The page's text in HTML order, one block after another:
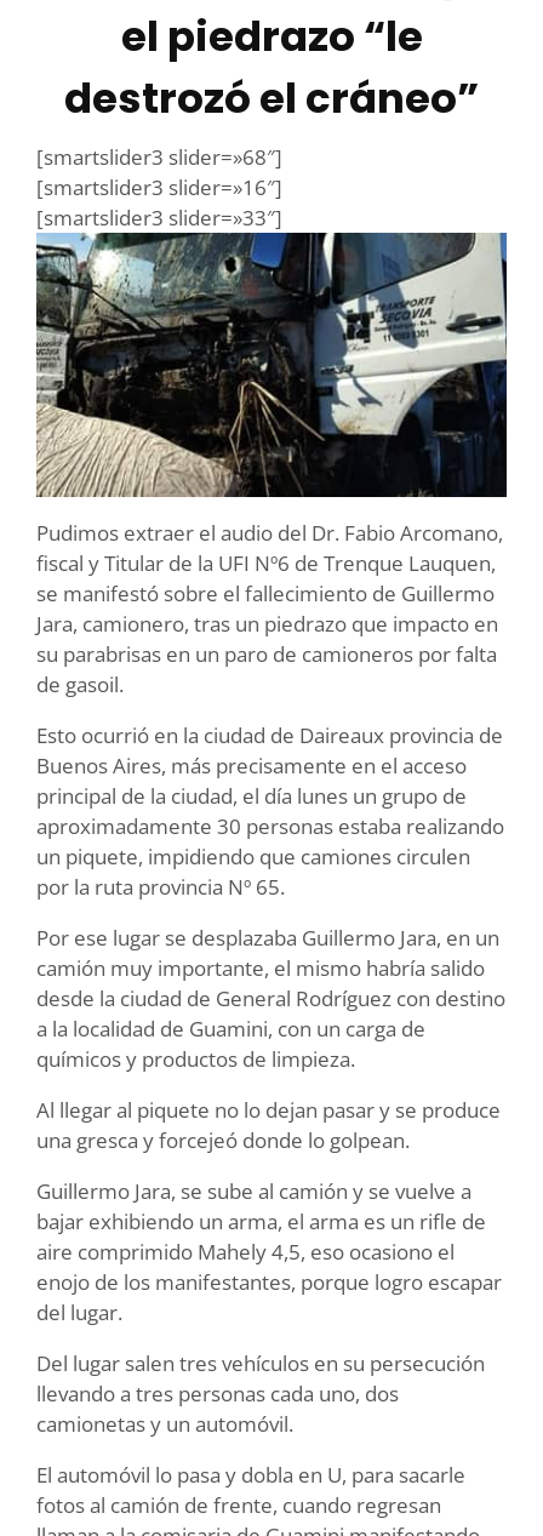
el piedrazo “le
destrozó el cráneo”
[smartslider3 slider=»68″]
[smartslider3 slider=»16″]
[smartslider3 slider=»33″]
Pudimos extraer el audio del Dr. Fabio Arcomano,
fiscal y Titular de la UFI Nº6 de Trenque Lauquen,
se manifestó sobre el fallecimiento de Guillermo
Jara, camionero, tras un piedrazo que impacto en
su parabrisas en un paro de camioneros por falta
de gasoil.
Esto ocurrió en la ciudad de Daireaux provincia de
Buenos Aires, más precisamente en el acceso
principal de la ciudad, el día lunes un grupo de
aproximadamente 30 personas estaba realizando
un piquete, impidiendo que camiones circulen
por la ruta provincia Nº 65.
Por ese lugar se desplazaba Guillermo Jara, en un
camión muy importante, el mismo habría salido
desde la ciudad de General Rodríguez con destino
a la localidad de Guamini, con un carga de
químicos y productos de limpieza.
Al llegar al piquete no lo dejan pasar y se produce
una gresca y forcejeó donde lo golpean.
Guillermo Jara, se sube al camión y se vuelve a
bajar exhibiendo un arma, el arma es un rifle de
aire comprimido Mahely 4,5, eso ocasiono el
enojo de los manifestantes, porque logro escapar
del lugar.
Del lugar salen tres vehículos en su persecución
llevando a tres personas cada uno, dos
camionetas y un automóvil.
El automóvil lo pasa y dobla en U, para sacarle
fotos al camión de frente, cuando regresan